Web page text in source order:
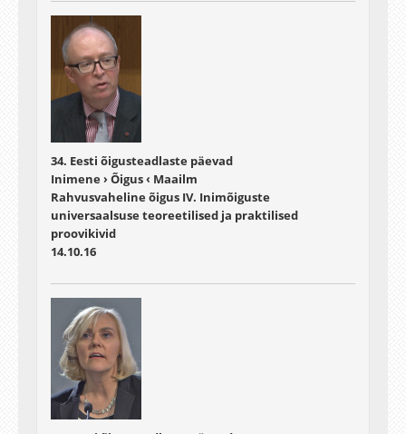
34. Eesti õigusteadlaste päevad
Inimene › Õigus ‹ Maailm
Rahvusvaheline õigus IV. Inimõiguste
universaalsuse teoreetilised ja praktilised
proovikivid
14.10.16